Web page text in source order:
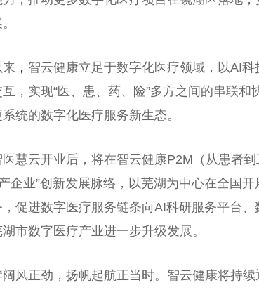
来 ， 智云健康立足于数字化医疗领域，以AI
，实现“医、患、药、险”多方之间的串联
统的数字化医疗服务新生态。
慧云开业后，将在智云健康P2M（从患者
企业”创新发展脉络，以芜湖为中心在全国
促进数字医疗服务链条向AI科研服务平台 、
市数字医疗产业进一步升级发展。
阔风正劲，扬帆起航正当时。智云健康将持